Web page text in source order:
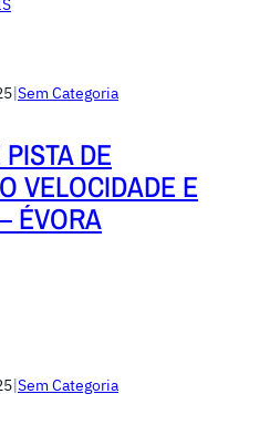
|Sem Categoria
DE
VELOCIDADE E
ÉVORA
|Sem Categoria